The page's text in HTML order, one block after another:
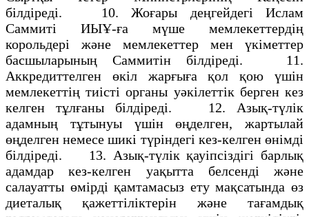
білдіреді. 10. Жоғары деңгейдегі Ислам
Саммиті ИЫҰ-ға мүше мемлекеттердің
корольдері және мемлекеттер мен үкіметтер
басшыларының Саммитін білдіреді. 11.
Аккредиттелген өкіл жарғыға қол қою үшін
мемлекеттің тиісті органы уәкілеттік берген кез
келген тұлғаны білдіреді. 12. Азық-түлік
адамның тұтынуы үшін өңделген, жартылай
өңделген немесе шикі түріндегі кез-келген өнімді
білдіреді. 13. Азық-түлік қауіпсіздігі барлық
адамдар кез-келген уақытта белсенді және
салауатты өмірді қамтамасыз ету мақсатында өз
диеталық қажеттіліктерін және тағамдық